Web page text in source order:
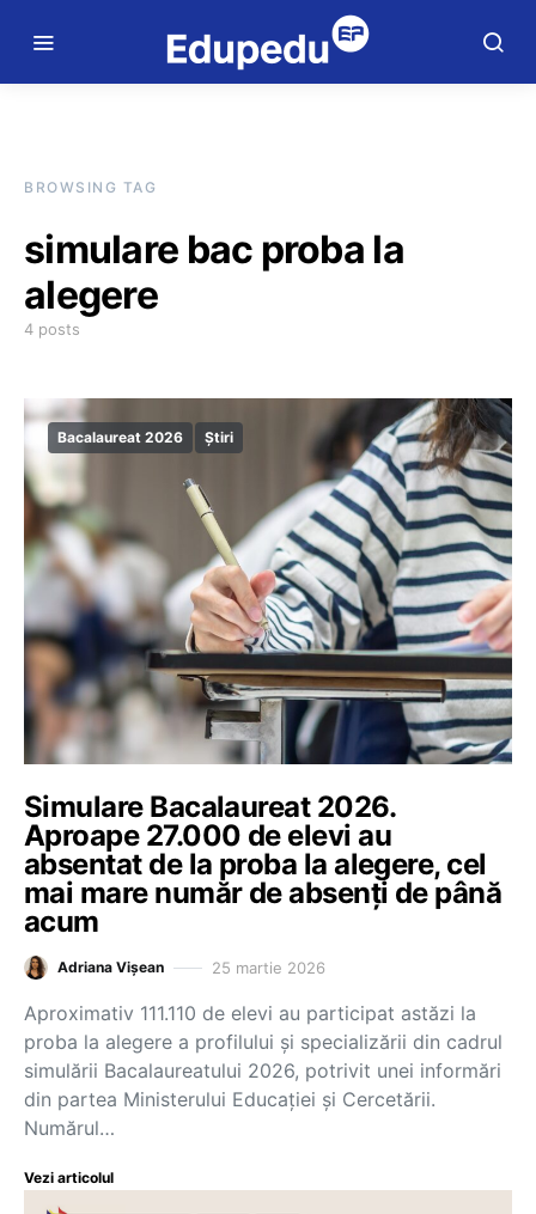
BROWSING TAG
simulare bac proba la
alegere
4 posts
Bacalaureat 2026 Știri
Simulare Bacalaureat 2026.
Aproape 27.000 de elevi au
absentat de la proba la alegere, cel
mai mare număr de absenți de până
acum
Adriana Vișean 25 martie 2026
Aproximativ 111.110 de elevi au participat astăzi la
proba la alegere a profilului și specializării din cadrul
simulării Bacalaureatului 2026, potrivit unei informări
din partea Ministerului Educației și Cercetării.
Numărul…
Vezi articolul